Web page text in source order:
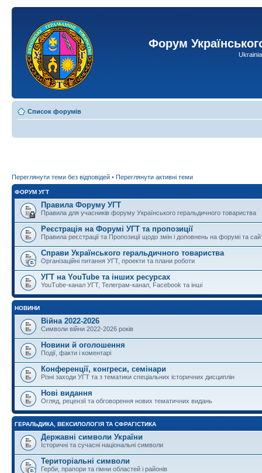
Форум
Список форумів
Переглянути теми без відповідей • Переглянути активні теми
ФОРУМ УГТ
Правила Форуму УГТ
Правила для учасників форуму Українського геральдичного товариства
Реєстрація на Форумі УГТ та пропозиції
Правила реєстрації та Пропозиції щодо змін і доповнень на форумі та
Справи Українського геральдичного товариства
Організаційні питання УГТ, проекти та плани роботи
УГТ на YouTube та інших ресурсах
YouTube-канал УГТ, Телеграм-канал, Facebook та інші
НОВИНИ
Війна 2022-2026
Символи війни 2022-2026 років
Новини й оголошення
Події, факти і коментарі
Конференції, конгреси, семінари
Різні заходи УГТ та з тематики спеціальних історичних дисциплін
Нові видання
Огляд, рецензії та обговорення нових тематичних видань
ГЕРАЛЬДИКА, ВЕКСИЛОЛОГІЯ ТА СФРАГІСТИКА
Державні символи України
Історичні та сучасні національні символи
Територіальні символи
Герби, прапори та гімни областей і районів